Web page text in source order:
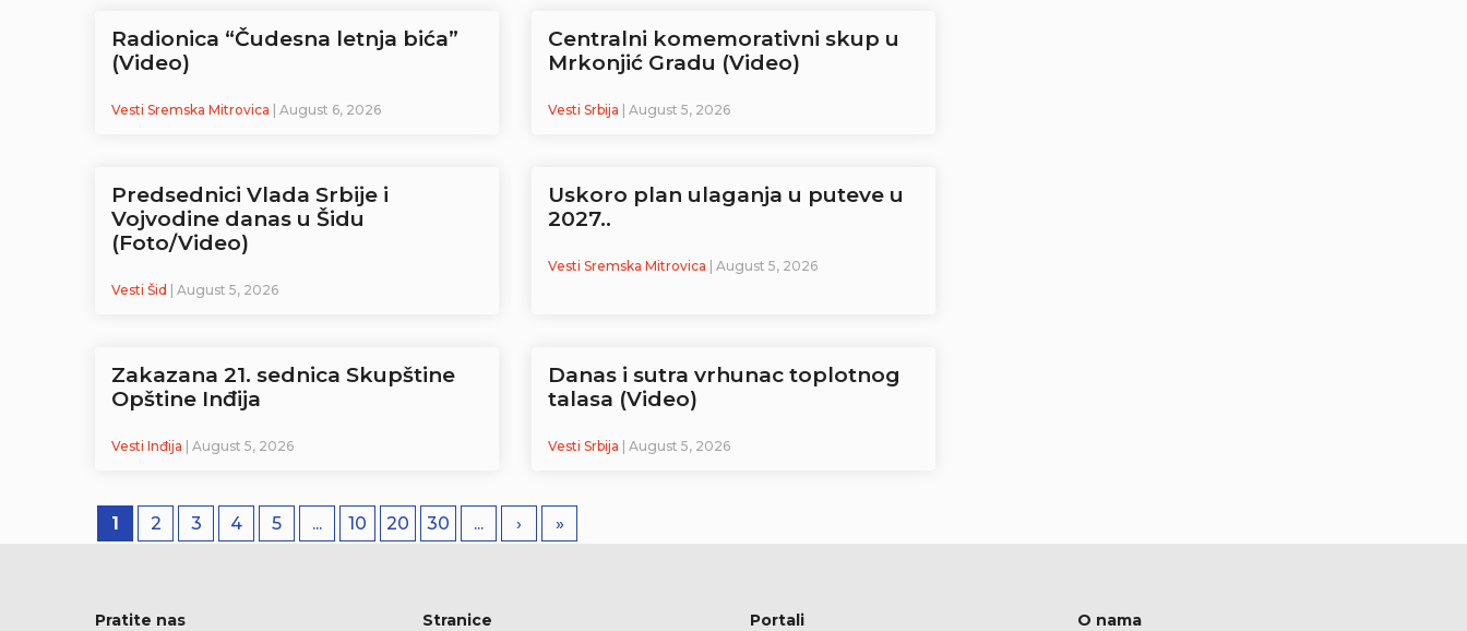
Radionica “Čudesna letnja bića”
(Video)
Vesti Sremska Mitrovica | August 6, 2026
Centralni komemorativni skup u
Mrkonjić Gradu (Video)
Vesti Srbija | August 5, 2026
Predsednici Vlada Srbije i
Vojvodine danas u Šidu
(Foto/Video)
Vesti Šid | August 5, 2026
Uskoro plan ulaganja u puteve u
2027..
Vesti Sremska Mitrovica | August 5, 2026
Zakazana 21. sednica Skupštine
Opštine Inđija
Vesti Inđija | August 5, 2026
Danas i sutra vrhunac toplotnog
talasa (Video)
Vesti Srbija | August 5, 2026
1 2 3 4 5 ... 10 20 30 ... › »
Pratite nas Stranice Portali O nama